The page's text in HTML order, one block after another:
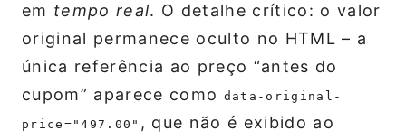
em tempo real. O detalhe crítico: o valor
original permanece oculto no HTML – a
única referência ao preço “antes do
cupom” aparece como data-original-
price="497.00" , que não é exibido ao